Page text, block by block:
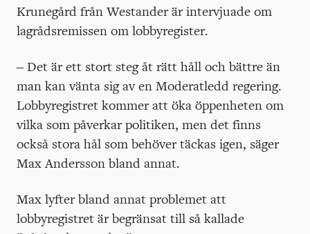
Krunegård från Westander är intervjuade om
lagrådsremissen om lobbyregister.
– Det är ett stort steg åt rätt håll och bättre än
man kan vänta sig av en Moderatledd regering.
Lobbyregistret kommer att öka öppenheten om
vilka som påverkar politiken, men det finns
också stora hål som behöver täckas igen, säger
Max Andersson bland annat.
Max lyfter bland annat problemet att
lobbyregistret är begränsat till så kallade